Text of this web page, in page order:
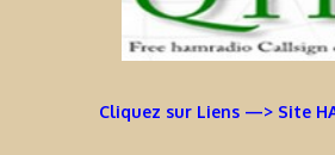
Cliquez sur Liens —> Site